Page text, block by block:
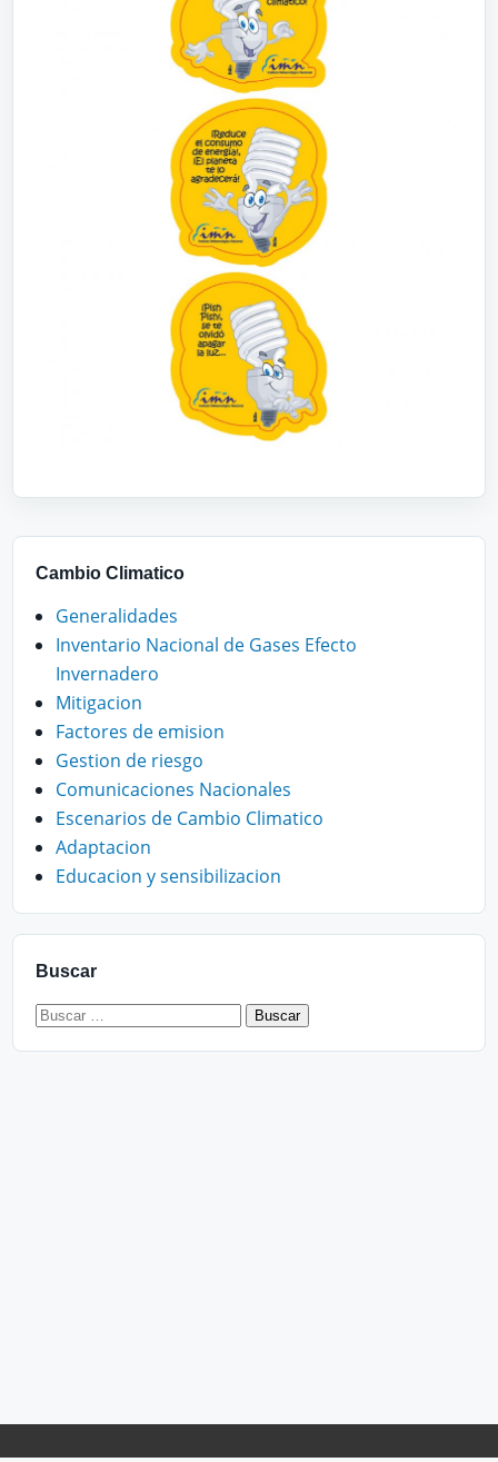
Cambio Climatico
Generalidades
Inventario Nacional de Gases Efecto
Invernadero
Mitigacion
Factores de emision
Gestion de riesgo
Comunicaciones Nacionales
Escenarios de Cambio Climatico
Adaptacion
Educacion y sensibilizacion
Buscar
Buscar: